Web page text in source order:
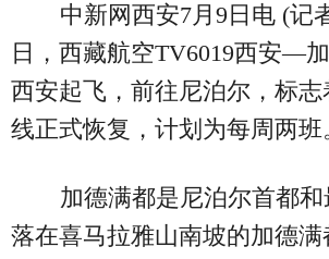
中新网西安7月9日电 (记
日，西藏航空TV6019西安—
西安起飞，前往尼泊尔，标
线正式恢复，计划为每周两班
加德满都是尼泊尔首都
落在喜马拉雅山南坡的加德